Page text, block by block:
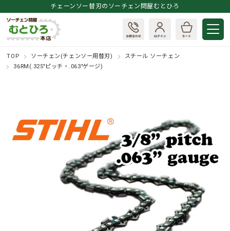
チェーンソー替刃のソーチェン問屋むとひろ
TOP ソーチェン(チェンソー用替刃)
スチール ソーチェン
36RM(.325"ピッチ・.063"ゲージ)